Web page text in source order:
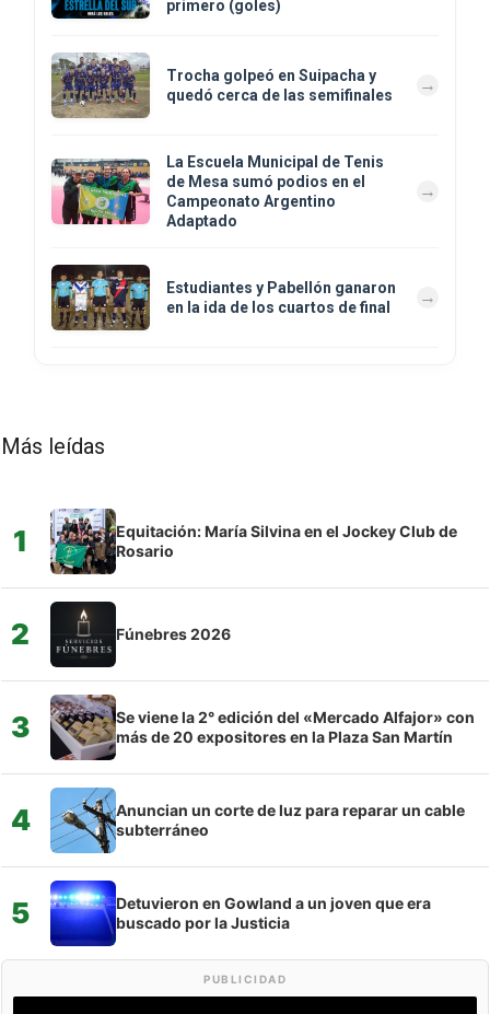
primero (goles)
Trocha golpeó en Suipacha y
quedó cerca de las semifinales
La Escuela Municipal de Tenis
de Mesa sumó podios en el
Campeonato Argentino
Adaptado
Estudiantes y Pabellón ganaron
en la ida de los cuartos de final
Más leídas
1
Equitación: María Silvina en el Jockey Club de
Rosario
2 Fúnebres 2026
3
Se viene la 2° edición del «Mercado Alfajor» con
más de 20 expositores en la Plaza San Martín
4
Anuncian un corte de luz para reparar un cable
subterráneo
5
Detuvieron en Gowland a un joven que era
buscado por la Justicia
PUBLICIDAD